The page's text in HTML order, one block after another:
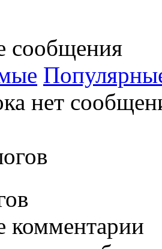
сообщения
нет
комментарии